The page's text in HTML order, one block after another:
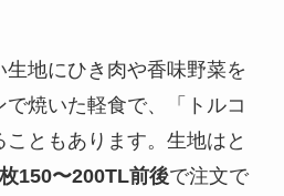
地にひき肉や香味野菜を
焼いた軽食で、「トルコ
ともあります。生地はと
150〜200TL前後で注文で